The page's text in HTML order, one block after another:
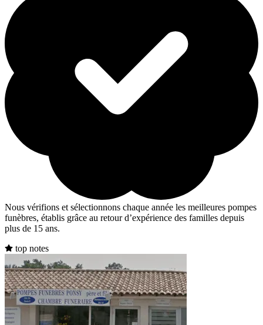
Nous vérifions et sélectionnons chaque année les meilleures pompes
funèbres, établis grâce au retour d’expérience des familles depuis
plus de 15 ans.
top notes